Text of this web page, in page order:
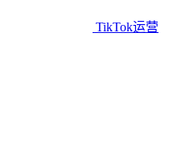
TikTok运营